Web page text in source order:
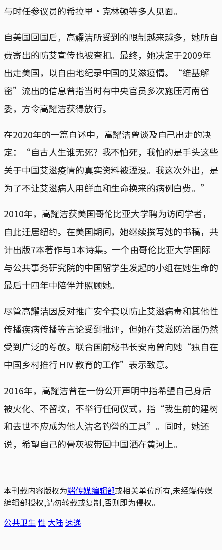
与时任参议员的希拉里·克林顿等多人见面。
自美国回国后，高耀洁所受到的限制越来越多，她所自
费寄出的防艾宣传也被查扣。最终，她决定于2009年
出走美国，以自由地纪录中国的艾滋疫情。“维基解
密”流出的信息曾指当时有中央官员多次施压河南省
委，方令高耀洁获得放行。
在2020年的一篇自述中，高耀洁曾谈及自己出走的决
定：“自古人生谁无死？我不怕死，我怕的是手头这些
关于中国艾滋疫情的真实资料被湮没。我这次外出，是
为了不让艾滋病人用鲜血和生命换来的病例白费。”
2010年，高耀洁获美国哥伦比亚大学聘为访问学者，
自此迁居纽约。在美国期间，她继续撰写她的书稿，共
计出版7本著作与1本诗集。一个由哥伦比亚大学国际
与公共事务研究院的中国留学生发起的小组在她生命的
最后十四年中陪伴并照顾她。
尽管高耀洁因反对推广安全套以防止艾滋病毒和其他性
传播疾病传播等言论受到批评，但她在艾滋防治届仍然
受到广泛的尊敬。联合国前秘书长安南曾向她“独自在
中国乡村推行 HIV 教育的工作”表示致意。
2016年，高耀洁曾在一份公开声明中指希望自己身后
被火化、不留坟，不举行任何仪式，指“我生前的建树
和去世不应成为他人沽名钓誉的工具”。同时，她还
说，希望自己的骨灰被带回中国洒在黄河上。
本刊载内容版权为端传媒编辑部或相关单位所有,未经端传媒
编辑部授权,请勿转载或复制,否则即为侵权。
公共卫生 性 大陆 速递